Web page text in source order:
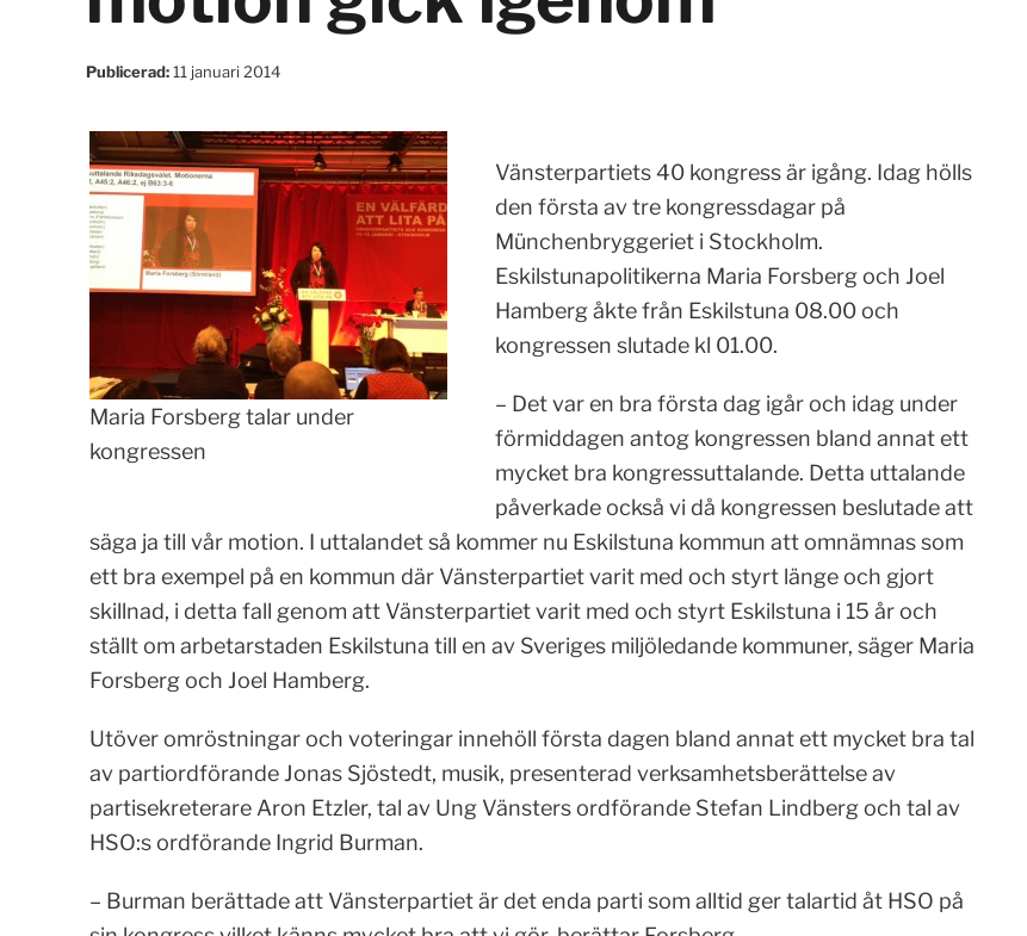
Publicerad:11 januari 2014
Maria Forsberg talar under
kongressen
Vänsterpartiets 40 kongress är igång. Idag hölls
den första av tre kongressdagar på
Münchenbryggeriet i Stockholm.
Eskilstunapolitikerna Maria Forsberg och Joel
Hamberg åkte från Eskilstuna 08.00 och
kongressen slutade kl 01.00.
– Det var en bra första dag igår och idag under
förmiddagen antog kongressen bland annat ett
mycket bra kongressuttalande. Detta uttalande
påverkade också vi då kongressen beslutade att
säga ja till vår motion. I uttalandet så kommer nu Eskilstuna kommun att omnämnas som
ett bra exempel på en kommun där Vänsterpartiet varit med och styrt länge och gjort
skillnad, i detta fall genom att Vänsterpartiet varit med och styrt Eskilstuna i 15 år och
ställt om arbetarstaden Eskilstuna till en av Sveriges miljöledande kommuner, säger Maria
Forsberg och Joel Hamberg.
Utöver omröstningar och voteringar innehöll första dagen bland annat ett mycket bra tal
av partiordförande Jonas Sjöstedt, musik, presenterad verksamhetsberättelse av
partisekreterare Aron Etzler, tal av Ung Vänsters ordförande Stefan Lindberg och tal av
HSO:s ordförande Ingrid Burman.
– Burman berättade att Vänsterpartiet är det enda parti som alltid ger talartid åt HSO på